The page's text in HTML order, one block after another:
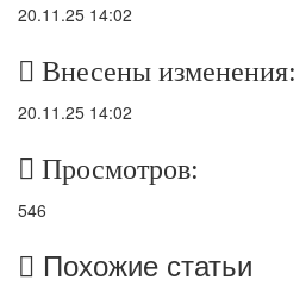
20.11.25 14:02
Внесены изменения:
20.11.25 14:02
Просмотров:
546
Похожие статьи